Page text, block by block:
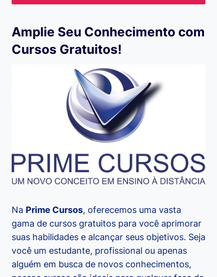
Amplie Seu Conhecimento com
Cursos Gratuitos!
Na Prime Cursos, oferecemos uma vasta
gama de cursos gratuitos para você aprimorar
suas habilidades e alcançar seus objetivos. Seja
você um estudante, profissional ou apenas
alguém em busca de novos conhecimentos,